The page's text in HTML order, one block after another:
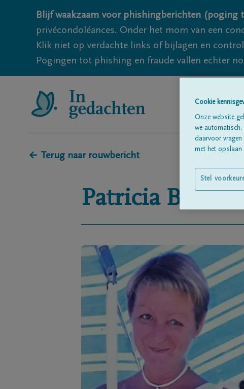
Blijf waakzaam voor phishingberichten
privécondoléances. Onder het mom van een
Klik niet op verdachte links of bijlagen en
Pogingen tot phishing en fraude vallen echter
← Terug naar rouwbericht
Patricia
Cookie
Onze website
we automatisch.
daarvoor
met het opslaan
Stel